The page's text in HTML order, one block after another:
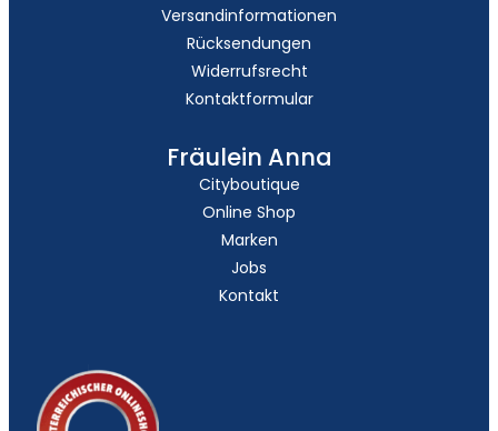
Versandinformationen
Rücksendungen
Widerrufsrecht
Kontaktformular
Fräulein Anna
Cityboutique
Online Shop
Marken
Jobs
Kontakt